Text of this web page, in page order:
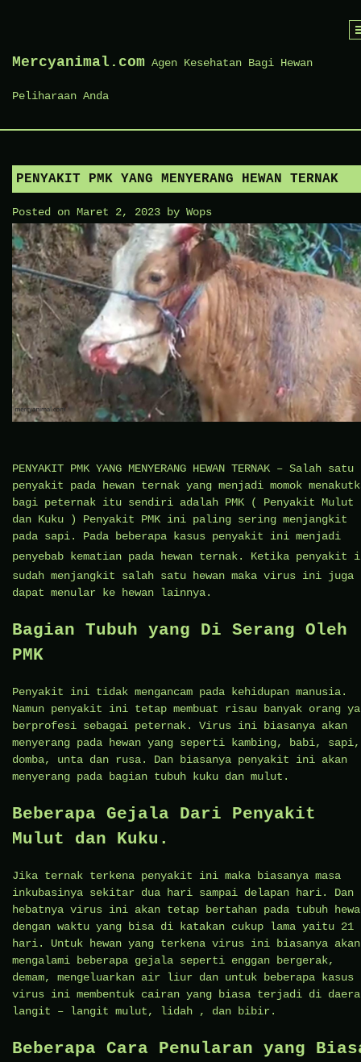
Mercyanimal.com Agen Kesehatan Bagi Hewan
Peliharaan Anda
PENYAKIT PMK YANG MENYERANG HEWAN TERNAK
Posted on Maret 2, 2023 by Wops
PENYAKIT PMK YANG MENYERANG HEWAN TERNAK – Salah satu
penyakit pada hewan ternak yang menjadi momok
bagi peternak itu sendiri adalah PMK ( Penyakit Mulut
dan Kuku ) Penyakit PMK ini paling sering menjangkit
pada sapi. Pada beberapa kasus penyakit ini menjadi
penyebab kematian pada
hewan ternak. Ketika penyakit
sudah menjangkit salah satu hewan maka virus ini juga
dapat menular ke hewan lainnya.
Bagian Tubuh yang Di Serang Oleh
PMK
Penyakit ini tidak mengancam pada kehidupan manusia.
Namun penyakit ini tetap membuat risau banyak orang
berprofesi sebagai peternak. Virus ini biasanya akan
menyerang pada hewan yang seperti kambing, babi, sapi,
domba, unta dan rusa. Dan biasanya penyakit ini akan
menyerang pada bagian tubuh kuku dan mulut.
Beberapa Gejala Dari Penyakit
Mulut dan Kuku.
Jika ternak terkena penyakit ini maka biasanya masa
inkubasinya sekitar dua hari sampai delapan hari. Dan
hebatnya virus ini akan tetap bertahan pada tubuh
dengan waktu yang bisa di katakan cukup lama yaitu 21
hari. Untuk hewan yang terkena virus ini biasanya akan
mengalami beberapa gejala seperti enggan bergerak,
demam, mengeluarkan air liur dan untuk beberapa kasus
virus ini membentuk cairan yang biasa terjadi di
langit – langit mulut, lidah , dan bibir.
Beberapa Cara Penularan yang